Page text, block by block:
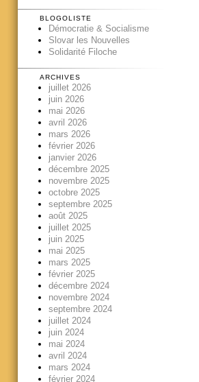
BLOGOLISTE
Démocratie & Socialisme
Slovar les Nouvelles
Solidarité Filoche
ARCHIVES
juillet 2026
juin 2026
mai 2026
avril 2026
mars 2026
février 2026
janvier 2026
décembre 2025
novembre 2025
octobre 2025
septembre 2025
août 2025
juillet 2025
juin 2025
mai 2025
mars 2025
février 2025
décembre 2024
novembre 2024
septembre 2024
juillet 2024
juin 2024
mai 2024
avril 2024
mars 2024
février 2024